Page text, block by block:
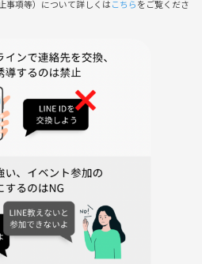
事項等）について詳しくはこちらをご覧くださ